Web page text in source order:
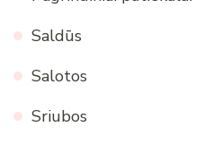
Saldūs
Salotos
Sriubos